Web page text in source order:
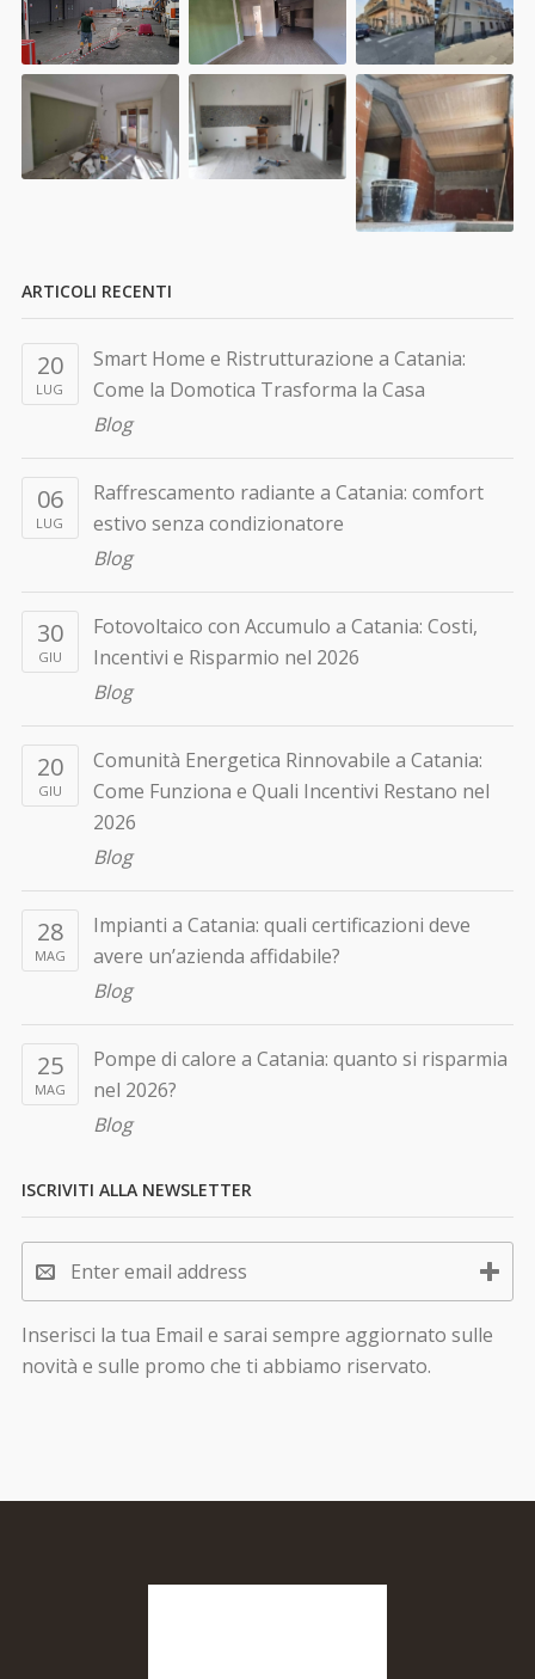
ARTICOLI RECENTI
20
LUG
Smart Home e Ristrutturazione a Catania:
Come la Domotica Trasforma la Casa
Blog
06
LUG
Raffrescamento radiante a Catania: comfort
estivo senza condizionatore
Blog
30
GIU
Fotovoltaico con Accumulo a Catania: Costi,
Incentivi e Risparmio nel 2026
Blog
20
GIU
Comunità Energetica Rinnovabile a Catania:
Come Funziona e Quali Incentivi Restano nel
2026
Blog
28
MAG
Impianti a Catania: quali certificazioni deve
avere un’azienda affidabile?
Blog
25
MAG
Pompe di calore a Catania: quanto si risparmia
nel 2026?
Blog
ISCRIVITI ALLA NEWSLETTER
Inserisci la tua Email e sarai sempre aggiornato sulle
novità e sulle promo che ti abbiamo riservato.